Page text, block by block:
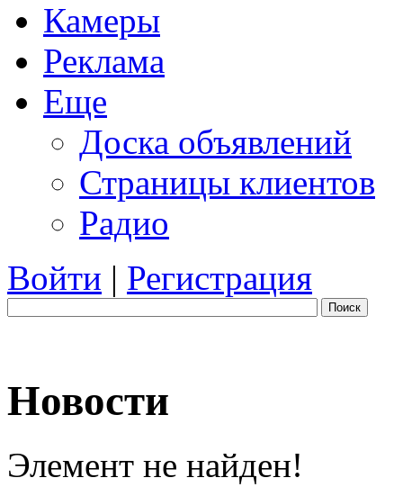
Камеры
Реклама
Еще
Доска объявлений
Страницы клиентов
Радио
Войти | Регистрация
Поиск
Новости
Элемент не найден!